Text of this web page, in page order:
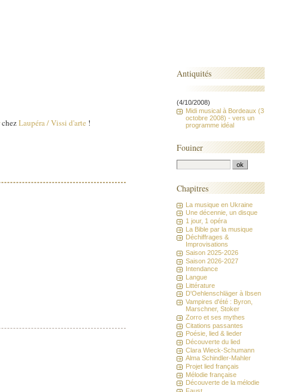
chezLaupéra / Vissi d'arte !
Antiquités
(4/10/2008)
Midi musical à Bordeaux (3
octobre 2008) - vers un
programme idéal
Fouiner
Chapitres
La musique en Ukraine
Une décennie, un disque
1 jour, 1 opéra
La Bible par la musique
Déchiffrages &
Improvisations
Saison 2025-2026
Saison 2026-2027
Intendance
Langue
Littérature
D'Oehlenschläger à Ibsen
Vampires d'été : Byron,
Marschner, Stoker
Zorro et ses mythes
Citations passantes
Poésie, lied & lieder
Découverte du lied
Clara Wieck-Schumann
Alma Schindler-Mahler
Projet lied français
Mélodie française
Découverte de la mélodie